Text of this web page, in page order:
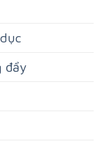
đẩy